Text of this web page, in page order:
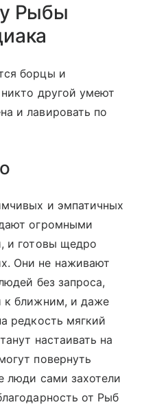
Рыбы
борцы и
другой умеют
и лавировать по
и эмпатичных
огромными
и готовы щедро
Они не наживают
без запроса,
к ближним, и даже
редкость мягкий
настаивать на
повернуть
люди сами захотели
от Рыб